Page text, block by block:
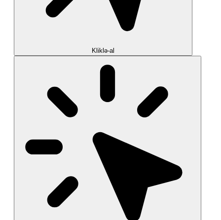
Kliklə-al